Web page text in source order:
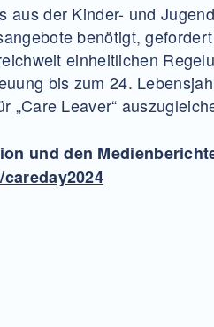
aus der Kinder- und
benötigt,
einheitlichen
bis zum 24.
„Care Leaver“
und den